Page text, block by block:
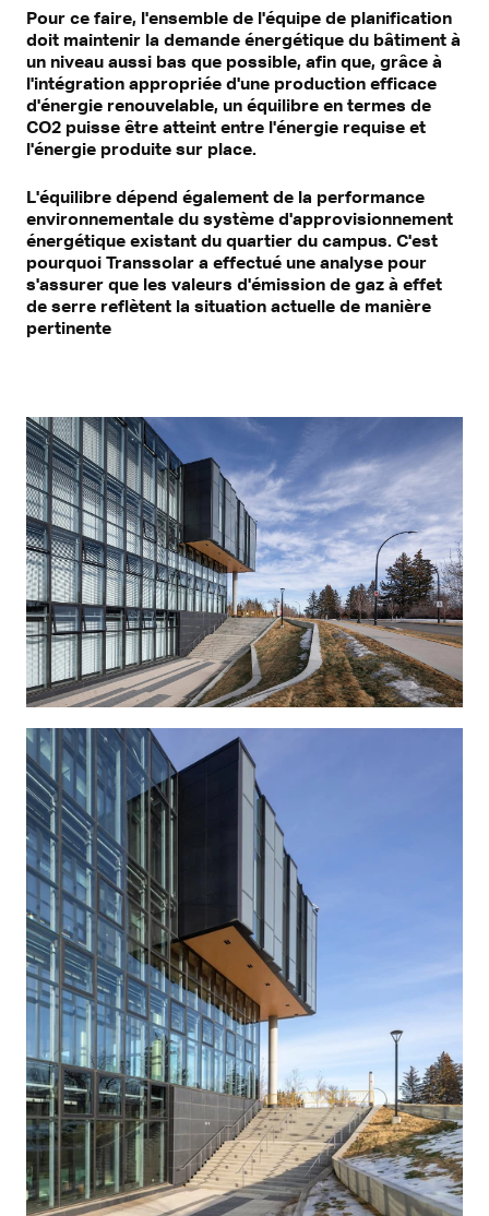
Pour ce faire, l'ensemble de l'équipe de planification
doit maintenir la demande énergétique du bâtiment à
un niveau aussi bas que possible, afin que, grâce à
l'intégration appropriée d'une production efficace
d'énergie renouvelable, un équilibre en termes de
CO2 puisse être atteint entre l'énergie requise et
l'énergie produite sur place.
L'équilibre dépend également de la performance
environnementale du système d'approvisionnement
énergétique existant du quartier du campus. C'est
pourquoi Transsolar a effectué une analyse pour
s'assurer que les valeurs d'émission de gaz à effet
de serre reflètent la situation actuelle de manière
pertinente